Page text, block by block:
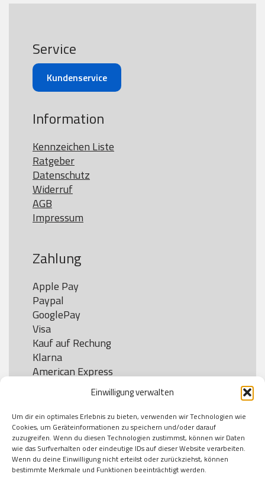
Einwilligung verwalten
Um dir ein optimales Erlebnis zu bieten, verwenden wir Technologien wie
Cookies, um Geräteinformationen zu speichern und/oder darauf
zuzugreifen. Wenn du diesen Technologien zustimmst, können wir Daten
wie das Surfverhalten oder eindeutige IDs auf dieser Website verarbeiten.
Wenn du deine Einwilligung nicht erteilst oder zurückziehst, können
bestimmte Merkmale und Funktionen beeinträchtigt werden.
Service
Kundenservice
Information
Kennzeichen Liste
Ratgeber
Datenschutz
Widerruf
AGB
Impressum
Zahlung
Apple Pay
Paypal
GooglePay
Visa
Kauf auf Rechung
Klarna
American Express
Versand
DHL
Klimaneutral